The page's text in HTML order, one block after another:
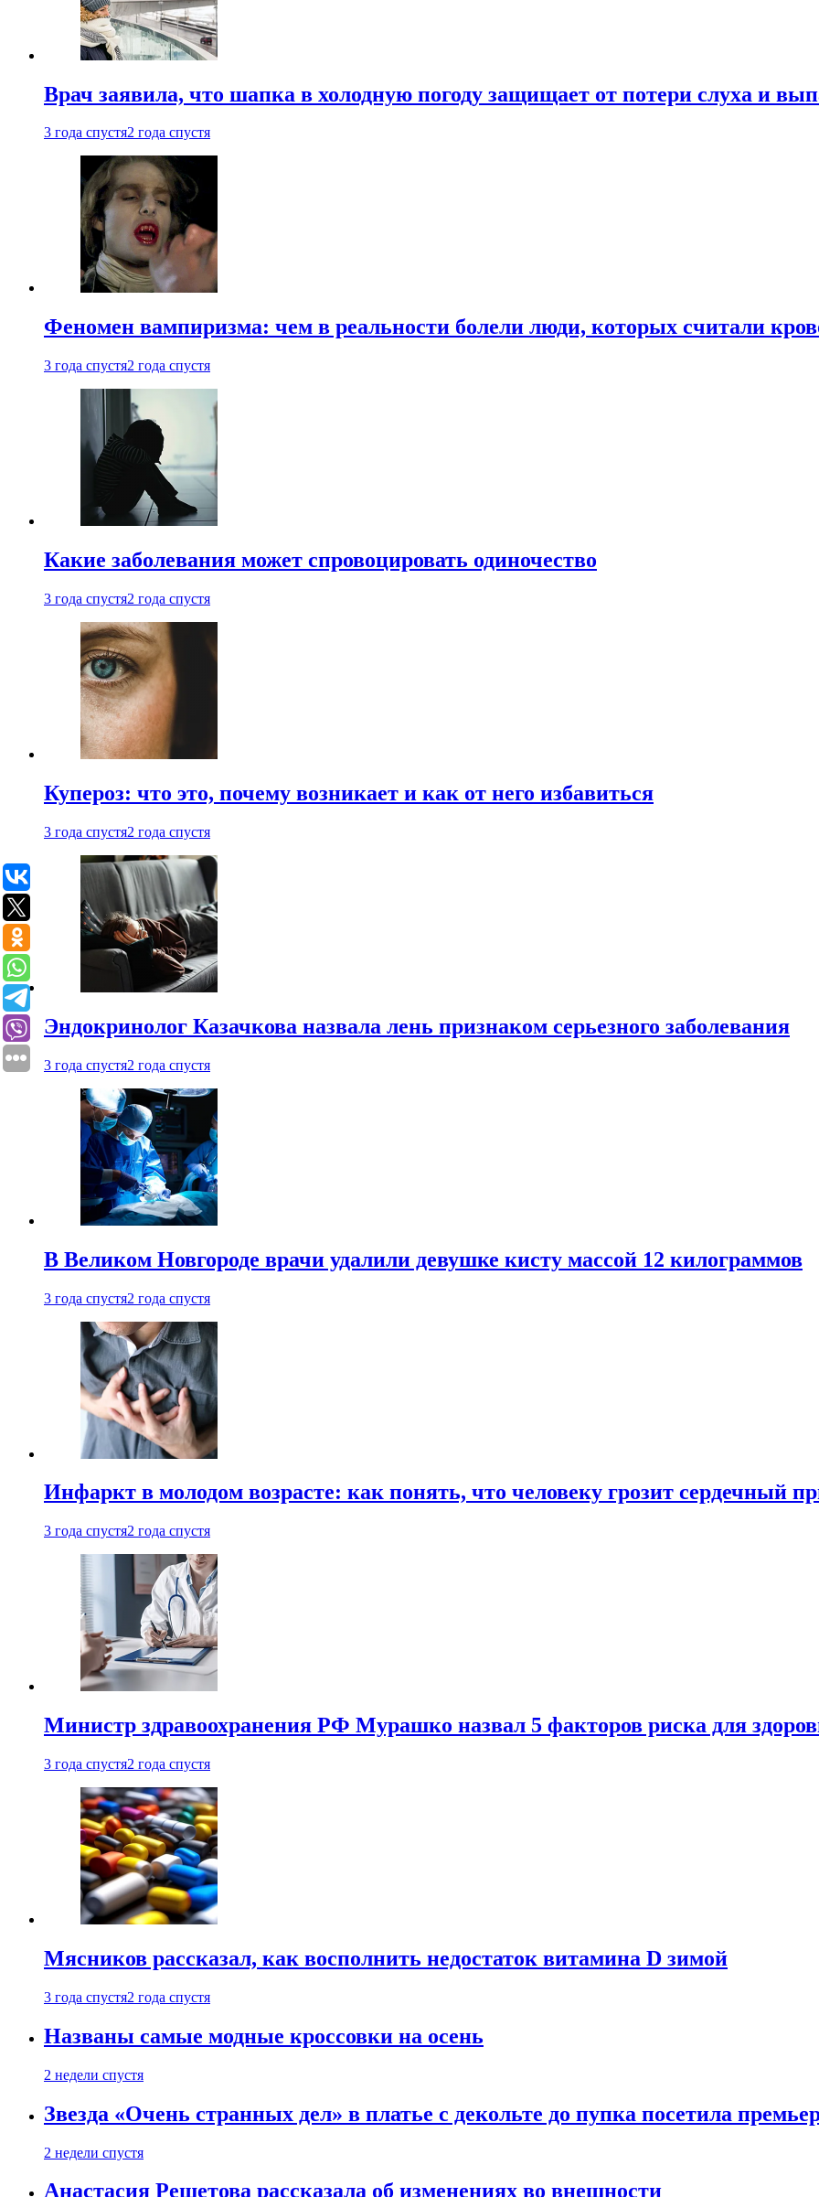
Врач заявила, что шапка в холодную погоду защищает от потери слуха и
3 года спустя2 года спустя
Феномен вампиризма: чем в реальности болели люди, которых считали
3 года спустя2 года спустя
Какие заболевания может спровоцировать одиночество
3 года спустя2 года спустя
Купероз: что это, почему возникает и как от него избавиться
3 года спустя2 года спустя
Эндокринолог Казачкова назвала лень признаком серьезного заболевания
3 года спустя2 года спустя
В Великом Новгороде врачи удалили девушке кисту массой 12 килограммов
3 года спустя2 года спустя
Инфаркт в молодом возрасте: как понять, что человеку грозит сердечный
3 года спустя2 года спустя
Министр здравоохранения РФ Мурашко назвал 5 факторов риска для
3 года спустя2 года спустя
Мясников рассказал, как восполнить недостаток витамина D зимой
3 года спустя2 года спустя
Названы самые модные кроссовки на осень
2 недели спустя
Звезда «Очень странных дел» в платье с декольте до пупка посетила
2 недели спустя
Анастасия Решетова рассказала об изменениях во внешности